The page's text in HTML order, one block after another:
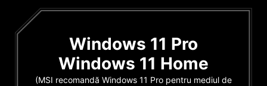
Windows 11 Pro
Windows 11 Home
(MSI recomandă Windows 11 Pro pentru mediul de